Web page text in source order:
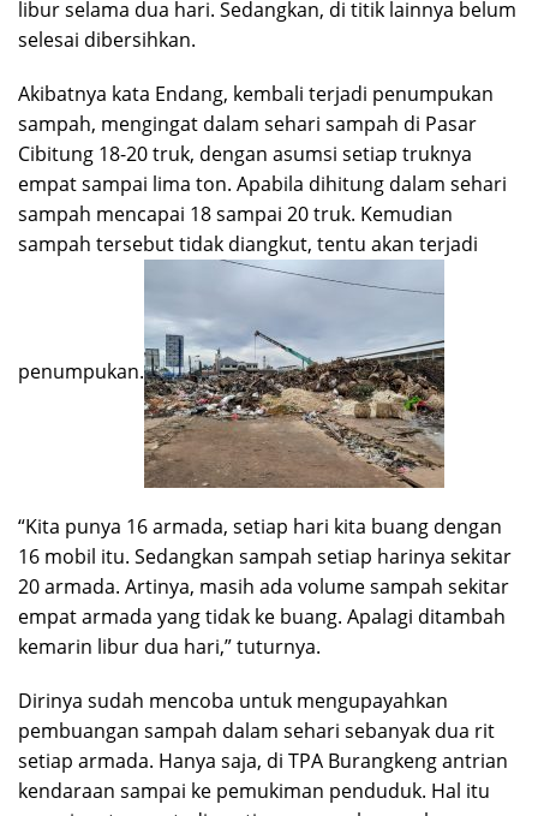
libur selama dua hari. Sedangkan, di titik lainnya belum
selesai dibersihkan.
Akibatnya kata Endang, kembali terjadi penumpukan
sampah, mengingat dalam sehari sampah di Pasar
Cibitung 18-20 truk, dengan asumsi setiap truknya
empat sampai lima ton. Apabila dihitung dalam sehari
sampah mencapai 18 sampai 20 truk. Kemudian
sampah tersebut tidak diangkut, tentu akan terjadi
penumpukan.
“Kita punya 16 armada, setiap hari kita buang dengan
16 mobil itu. Sedangkan sampah setiap harinya sekitar
20 armada. Artinya, masih ada volume sampah sekitar
empat armada yang tidak ke buang. Apalagi ditambah
kemarin libur dua hari,” tuturnya.
Dirinya sudah mencoba untuk mengupayahkan
pembuangan sampah dalam sehari sebanyak dua rit
setiap armada. Hanya saja, di TPA Burangkeng antrian
kendaraan sampai ke pemukiman penduduk. Hal itu